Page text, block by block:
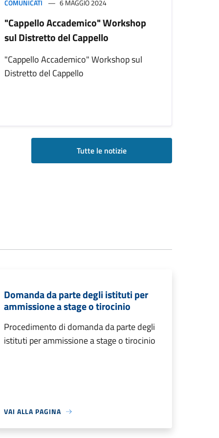
COMUNICATI 6 MAGGIO 2024
"Cappello Accademico" Workshop
sul Distretto del Cappello
"Cappello Accademico" Workshop sul
Distretto del Cappello
Tutte le notizie
Domanda da parte degli istituti per
ammissione a stage o tirocinio
Procedimento di domanda da parte degli
istituti per ammissione a stage o tirocinio
VAI ALLA PAGINA